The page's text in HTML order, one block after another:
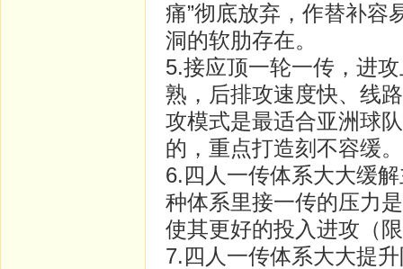
痛”彻底放弃，作替补容
洞的软肋存在。
5.接应顶一轮一传，进
熟，后排攻速度快、线
攻模式是最适合亚洲球
的，重点打造刻不容缓。
6.四人一传体系大大缓
种体系里接一传的压力
使其更好的投入进攻（
7.四人一传体系大大提